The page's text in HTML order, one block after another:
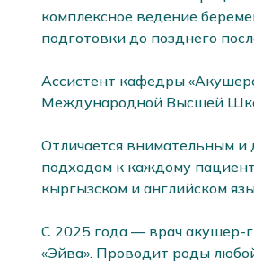
комплексное ведение
подготовки до позднего
Ассистент кафедры
Международной Высшей
Отличается внимательным
подходом к каждому
кыргызском и английском
С 2025 года — врач акушер-
«Эйва». Проводит роды